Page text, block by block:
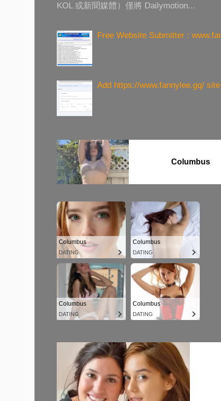
KOL 或新聞媒體）僅將 Dailymotion...
Free Website Submitter :
Add https://www.fannylee.gq/